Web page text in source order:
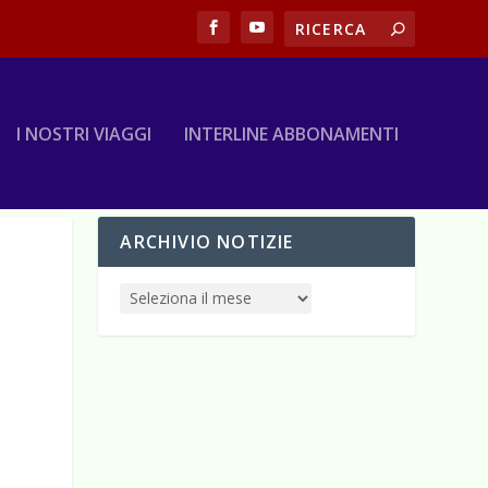
I NOSTRI VIAGGI INTERLINE ABBONAMENTI
ARCHIVIO NOTIZIE